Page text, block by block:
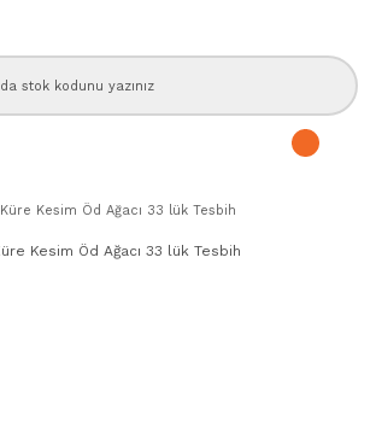
Küre Kesim Öd Ağacı 33 lük Tesbih